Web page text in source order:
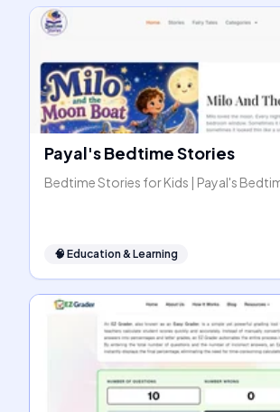
Payal's Bedtime Stories
Bedtime Stories for Kids | Payal's
🧠 Education & Learning